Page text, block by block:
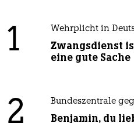
1 Wehrplicht in
Zwangsdienst
eine gute Sache
2 Bundeszentrale
Benjamin, du